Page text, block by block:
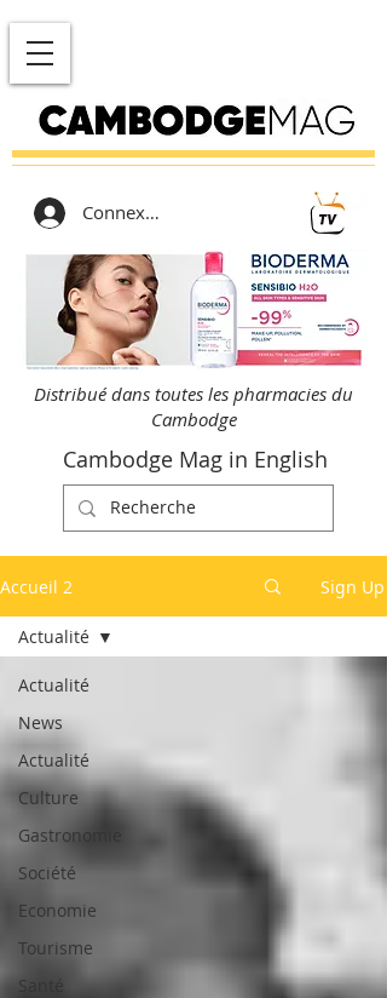
Connexion
Distribué dans toutes les pharmacies du
Cambodge
Cambodge Mag in English
Accueil 2 Sign Up
Actualité
News
Actualité
Culture
Gastronomie
Société
Economie
Tourisme
Santé
Actualité